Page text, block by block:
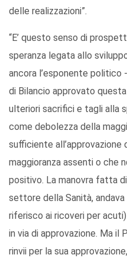
delle realizzazioni”.
“E’ questo senso di
speranza legata allo
ancora l’esponente politico
di Bilancio approvato
ulteriori sacrifici e tagli alla
come debolezza della
sufficiente all’approvazione
maggioranza assenti o che
positivo. La manovra fatta
settore della Sanità,
riferisco ai ricoveri per
in via di approvazione. Ma il
rinvii per la sua